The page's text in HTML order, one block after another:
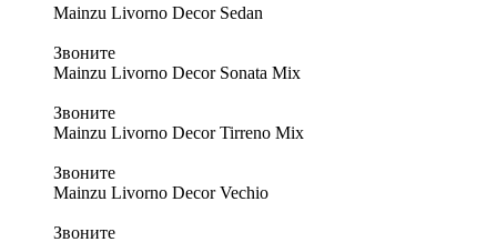
Mainzu Livorno Decor Sedan
Звоните
Mainzu Livorno Decor Sonata Mix
Звоните
Mainzu Livorno Decor Tirreno Mix
Звоните
Mainzu Livorno Decor Vechio
Звоните